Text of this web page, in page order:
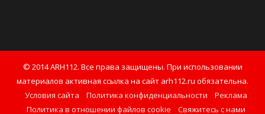
© 2014 ARH112. Все права защищены. При использовании
материалов активная ссылка на сайт arh112.ru обязательна.
Условия сайта
Политика конфиденциальности
Реклама
Политика в отношении файлов cookie
Свяжитесь с нами